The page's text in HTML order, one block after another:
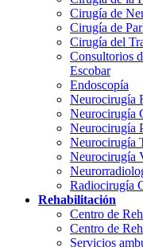
Cirugía de
Cirugía de
Cirugía del
Consultorios
Escobar
Endoscopía
Neurocirugía
Neurocirugía
Neurocirugía
Neurocirugía
Neurocirugía
Radiocirugía
Rehabilitación
Centro de
Centro de
Servicios